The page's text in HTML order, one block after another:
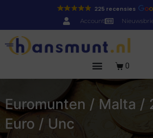
225 recensies
Account
0
Euromunten / Malta /
Euro / Unc